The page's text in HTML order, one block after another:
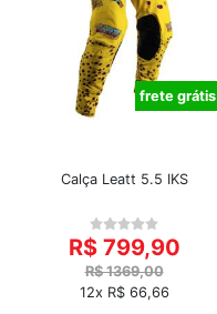
frete grátis
Calça Leatt 5.5 IKS
R$ 799,90
R$ 1369,00
12x R$ 66,66